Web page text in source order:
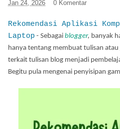
Jan 24, 2026 0 Komentar
Rekomendasi Aplikasi
Laptop - Sebagai blogger, banyak
hanya tentang membuat tulisan atau
terkait tulisan blog menjadi
Begitu pula mengenai penyisipan